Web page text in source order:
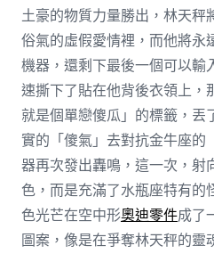
土豪的物質力量勝出，林天秤
俗氣的虛假愛情裡，而他將永
機器，還剩下最後一個可以輸
速撕下了貼在他背後衣領上，
就是個單戀傻瓜」的標籤，丟
實的「傻氣」去對抗金牛座的
器再次發出轟鳴，這一次，射
色，而是充滿了水瓶座特有
色光芒在空中形奧迪零件成了
圖案，像是在爭奪林天秤的靈